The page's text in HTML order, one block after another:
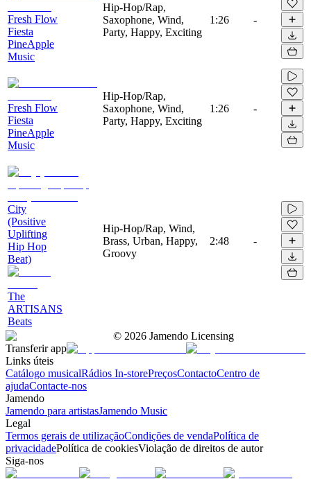
Fresh Flow
Fiesta
PineApple
Music
Hip-Hop/Rap,
Saxophone, Wind,
Party, Happy, Exciting
1:26 -
Fresh Flow
Fiesta
PineApple
Music
Hip-Hop/Rap,
Saxophone, Wind,
Party, Happy, Exciting
1:26 -
City
(Positive
Uplifting
Hip Hop
Beat)
The
ARTISANS
Beats
Hip-Hop/Rap, Wind,
Brass, Urban, Happy,
Groovy
2:48 -
© 2026 Jamendo Licensing
Transferir app
Links úteis
Catálogo musicalRádios In-storePreçosContactoCentro de
ajudaContacte-nos
Jamendo
Jamendo para artistasJamendo Music
Legal
Termos gerais de utilizaçãoCondições de vendaPolítica de
privacidadePolítica de cookiesViolação de direitos de autor
Siga-nos